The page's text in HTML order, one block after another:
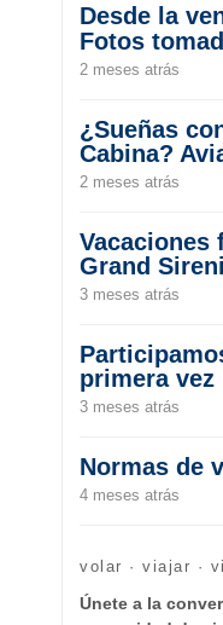
Desde la
Fotos
2 meses atrás
¿Sueñas
Cabina?
2 meses atrás
Vacaciones
Grand
3 meses atrás
primera vez
3 meses atrás
Normas de
4 meses atrás
volar · viajar ·
Únete a la